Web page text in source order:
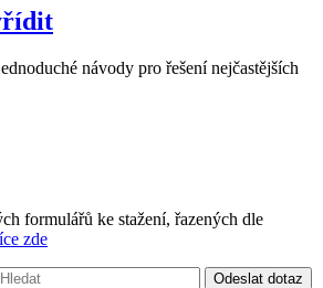
návody pro řešení nejčastějších
formulářů ke stažení, řazených dle
zde
Vyhledávání:
Odeslat dotaz